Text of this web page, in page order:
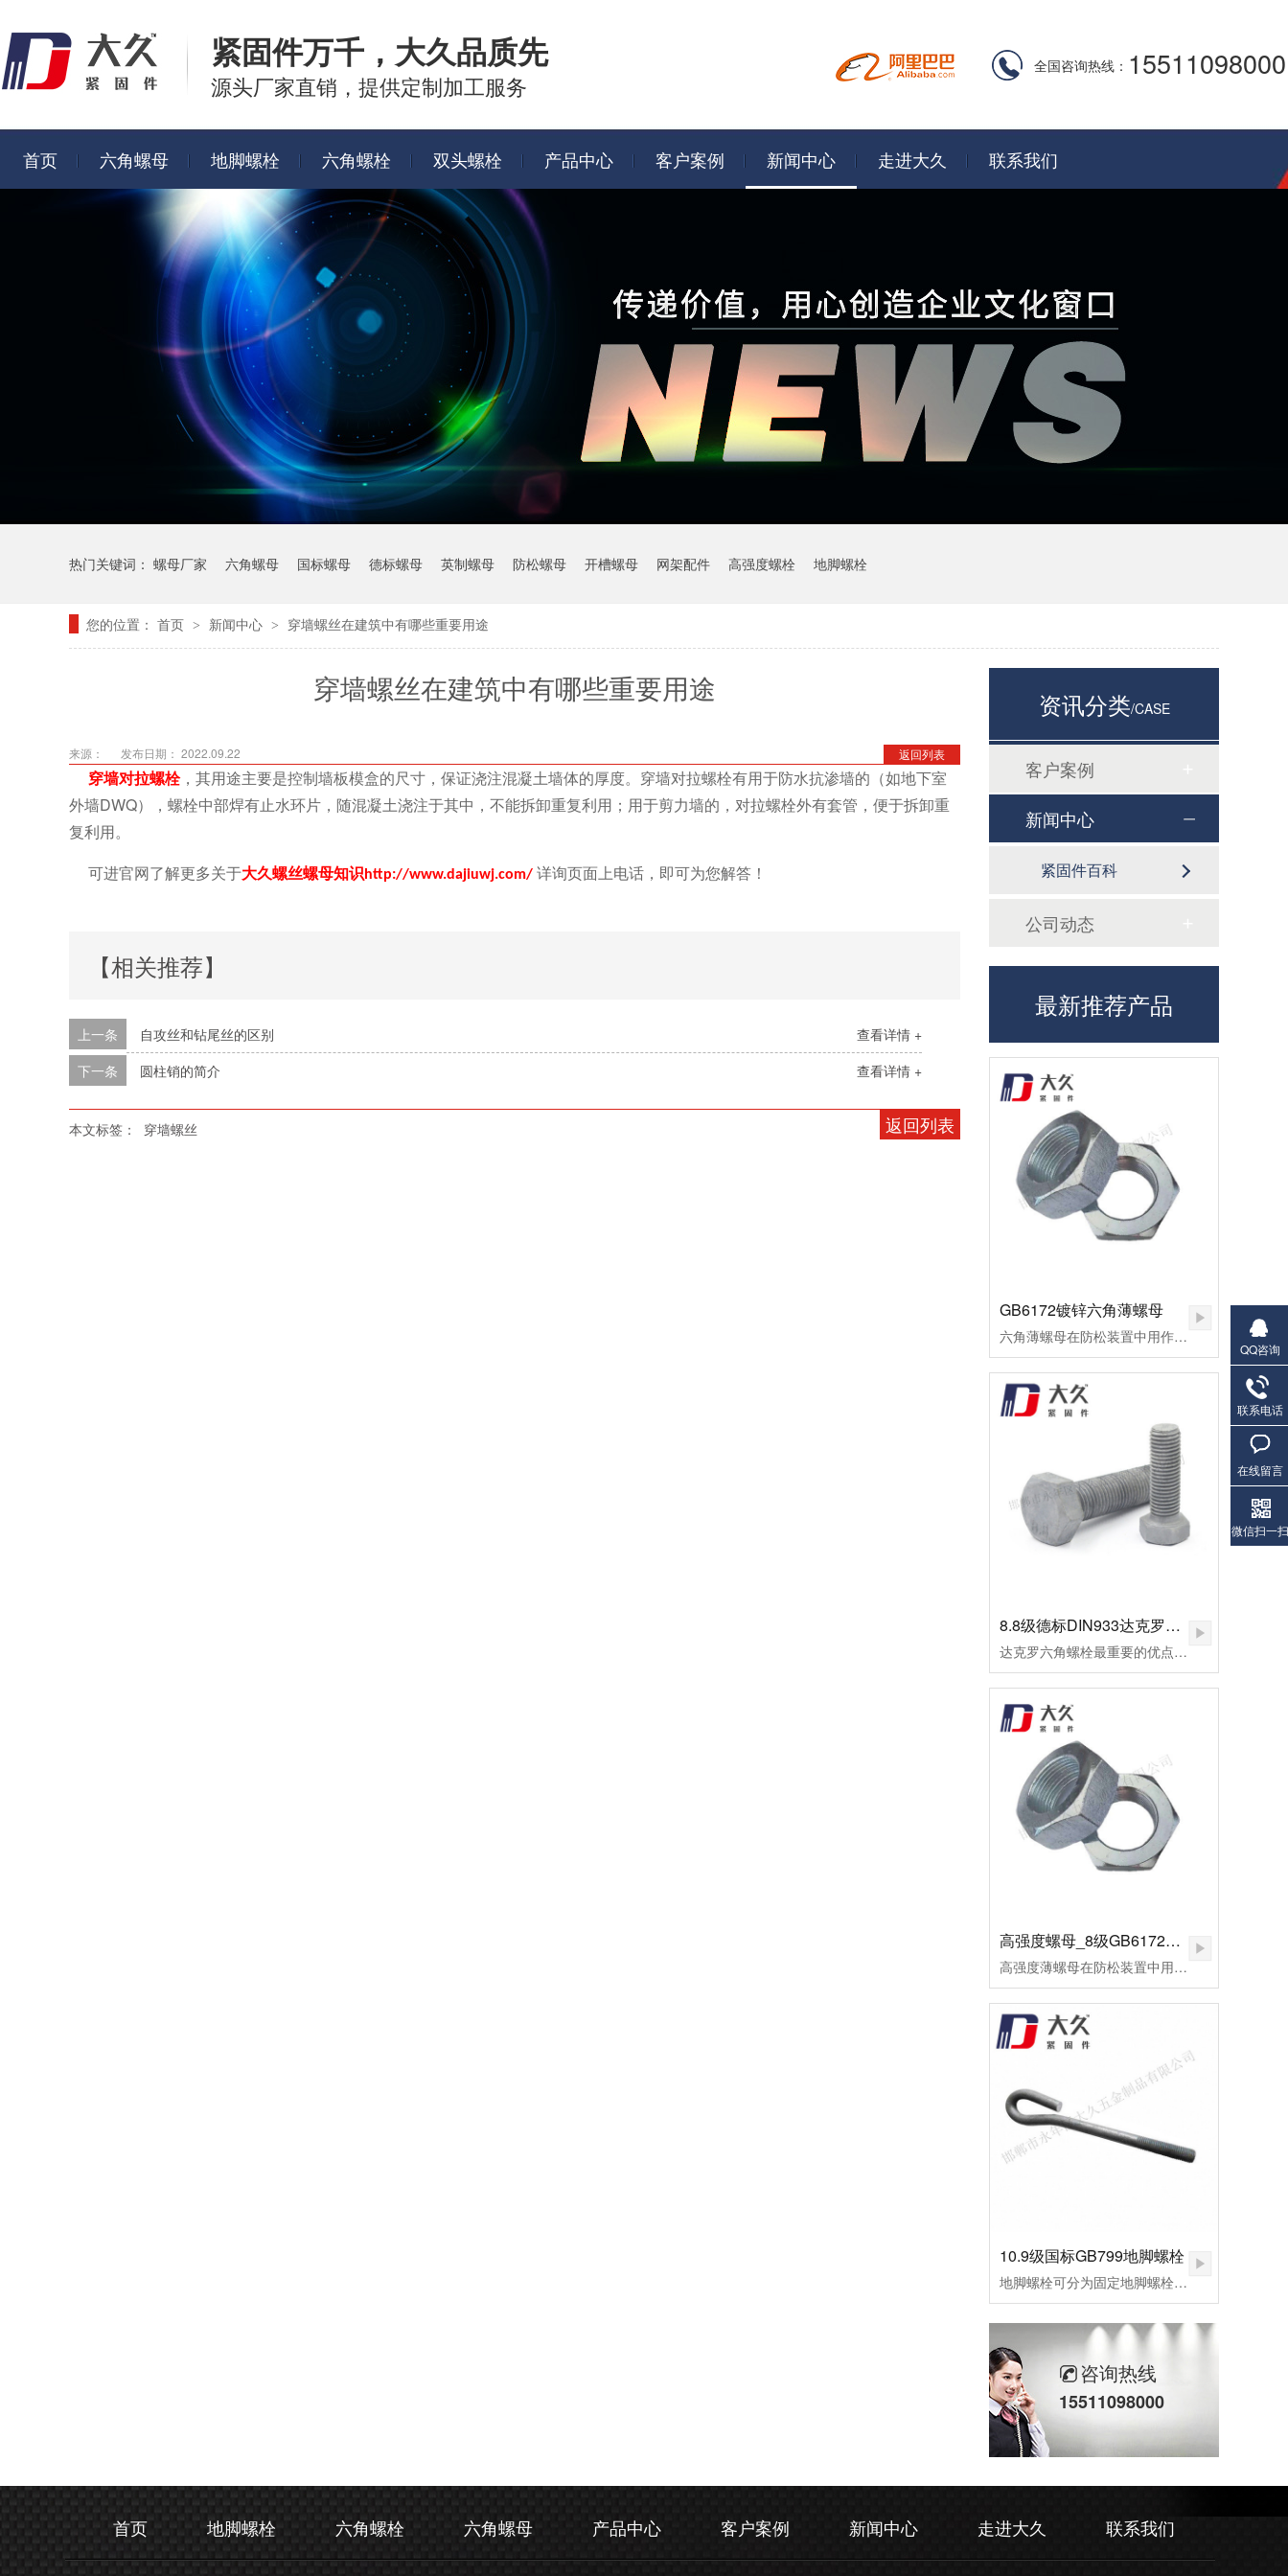
紧固件万千， 大久品质先
源头厂家直销，提供定制加工服务
全国咨询热线： 15511098000
首页 六角螺母 地脚螺栓 六角螺栓 双头螺栓 产品中心 客户案例 新闻中心 走进大久 联系我们
热门关键词： 螺母厂家 六角螺母 国标螺母 德标螺母 英制螺母 防松螺母 开槽螺母 网架配件 高强度螺栓 地脚螺栓
您的位置： 首页 > 新闻中心 > 穿墙螺丝在建筑中有哪些重要用途
穿墙螺丝在建筑中有哪些重要用途
返回列表
来源： 发布日期： 2022.09.22
穿墙对拉螺栓，其用途主要是控制墙板模盒的尺寸，保证浇注混凝土墙体的厚度。穿墙对拉螺栓有用于防水抗渗墙的（如地下室
外墙DWQ），螺栓中部焊有止水环片，随混凝土浇注于其中，不能拆卸重复利用；用于剪力墙的，对拉螺栓外有套管，便于拆卸重
复利用。
可进官网了解更多关于大久螺丝螺母知识 http://www.dajiuwj.com/ 详询页面上电话，即可为您解答！
【相关推荐】
查看详情 +
上一条
自攻丝和钻尾丝的区别
查看详情 +
下一条 圆柱销的简介
返回列表
本文标签： 穿墙螺丝
资讯分类/CASE
客户案例
新闻中心
紧固件百科
公司动态
最新推荐产品
GB6172镀锌六角薄螺母
六角薄螺母在防松装置中用作副螺母，起锁紧作用，或用于螺纹连接副主要承受剪切力的地方。
8.8级德标DIN933达克罗六角螺栓
达克罗六角螺栓最重要的优点是不氢脆，因此达克罗非常适合加工一些高档螺栓，如8.8级外六角螺栓。达克罗六角螺栓耐高温腐蚀，耐热温度可达300℃以上。但一般的热镀锌加工工艺，当温度做到100摄氏时，早已废料。达克罗涂层与六角螺栓和螺母的结合力好，处理后的外六角螺栓易于喷涂和着色，有机涂层的结合力超过磷化膜。达克罗六角螺栓在生产加工和涂布的全过程中，不会产生对环境有污染的废水废气，不使用三废管理降低了处理成本。
高强度螺母_8级GB6172镀锌薄螺母
高强度薄螺母在防松装置中用作副螺母，起锁紧作用，或用于螺纹连接副主要承受剪切力的地方。用高强度钢制造的，或者需要施以较大预紧力的螺母，皆可称为高强度螺母。高强度螺母多用于桥梁、钢轨、高压及超高压设备的连接。这种螺母的断裂多为脆性断裂。应用于超高压设备上的高强度螺母，为了保证容器的密封，需要施以较大的预应力。当今大飞机、大型发电设备、汽车、高速火车、大型船舶、大型成套设备等为代表的先进制造已将进入重要的发展方向。由此，紧固件将进入重要的发展阶段。高强度薄螺母用于重要机械的连接，反复的拆装或各式的安装扭矩法对高强度薄螺母要求极高。因此，对其表面状况及螺纹精度的好坏，将直接影响主机的使用寿命及安全。为了改善摩擦系数，避免在使用过程中出现锈蚀、咬死或卡住，技术要求规定其表面应进行镍磷镀处理。镀层厚度保证在0.02～0.03mm范围内，镀层均匀，致密、无针孔等。
10.9级国标GB799地脚螺栓
地脚螺栓可分为固定地脚螺栓、活动地脚螺栓，胀锚地脚螺栓，和粘接地脚螺栓，其中根据外形不同，L型预埋螺栓，9字预埋螺栓，焊接预埋螺栓，地板预埋螺栓。应用行业：适用于各种设备固定、钢结构基础预埋件、路灯、交通指示牌、泵、锅炉安装、重型设备预埋固定等。
咨询热线
15511098000
首页 地脚螺栓 六角螺栓 六角螺母 产品中心 客户案例 新闻中心 走进大久 联系我们
QQ咨询
联系电话
在线留言
微信扫一扫